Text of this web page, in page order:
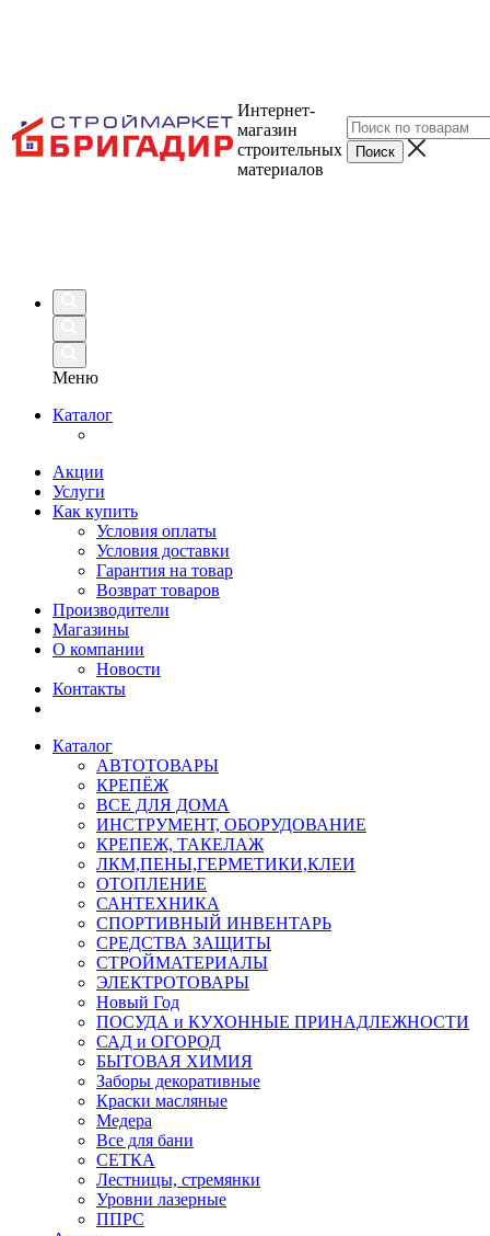
Интернет-
магазин
строительных
материалов
Меню
Каталог
Акции
Услуги
Как купить
Условия оплаты
Условия доставки
Гарантия на товар
Возврат товаров
Производители
Магазины
О компании
Новости
Контакты
Каталог
АВТОТОВАРЫ
КРЕПЁЖ
ВСЕ ДЛЯ ДОМА
ИНСТРУМЕНТ, ОБОРУДОВАНИЕ
КРЕПЕЖ, ТАКЕЛАЖ
ЛКМ,ПЕНЫ,ГЕРМЕТИКИ,КЛЕИ
ОТОПЛЕНИЕ
САНТЕХНИКА
СПОРТИВНЫЙ ИНВЕНТАРЬ
СРЕДСТВА ЗАЩИТЫ
СТРОЙМАТЕРИАЛЫ
ЭЛЕКТРОТОВАРЫ
Новый Год
ПОСУДА и КУХОННЫЕ ПРИНАДЛЕЖНОСТИ
САД и ОГОРОД
БЫТОВАЯ ХИМИЯ
Заборы декоративные
Краски масляные
Медера
Все для бани
СЕТКА
Лестницы, стремянки
Уровни лазерные
ППРС